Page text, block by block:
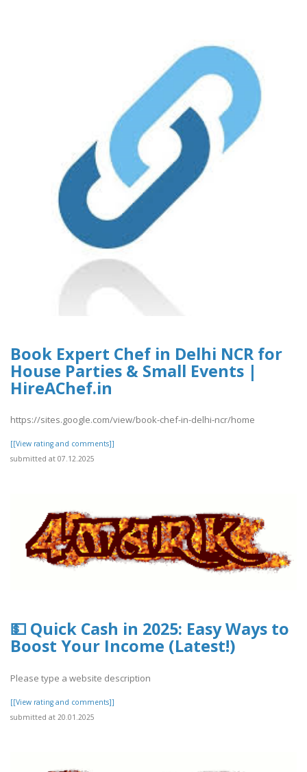
Book Expert Chef in Delhi NCR for
House Parties & Small Events |
HireAChef.in
https://sites.google.com/view/book-chef-in-delhi-ncr/home
[[View rating and comments]]
submitted at 07.12.2025
💵 Quick Cash in 2025: Easy Ways to
Boost Your Income (Latest!)
Please type a website description
[[View rating and comments]]
submitted at 20.01.2025